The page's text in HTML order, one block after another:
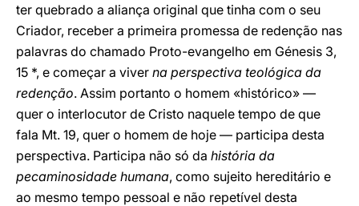
ter quebrado a aliança original que tinha com o seu
Criador, receber a primeira promessa de redenção nas
palavras do chamado Proto-evangelho em Génesis 3,
15 *, e começar a viver na perspectiva teológica da
redenção. Assim portanto o homem «histórico» —
quer o interlocutor de Cristo naquele tempo de que
fala Mt. 19, quer o homem de hoje — participa desta
perspectiva. Participa não só da história da
pecaminosidade humana, como sujeito hereditário e
ao mesmo tempo pessoal e não repetível desta